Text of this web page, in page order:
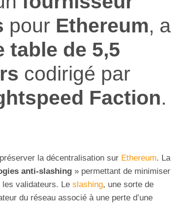
pour Ethereum, a
table de 5,5
codirigé par
Faction.
la décentralisation sur Ethereum. La
anti-slashing » permettant de minimiser
les validateurs. Le slashing, une sorte de
du réseau associé à une perte d’une